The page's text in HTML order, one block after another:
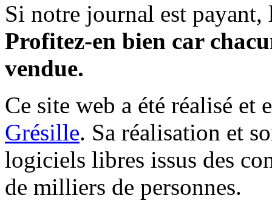
Si notre journal est payant,
Profitez-en bien car
vendue.
Ce site web a été réalisé et
Grésille. Sa réalisation et
logiciels libres issus des
de milliers de personnes.